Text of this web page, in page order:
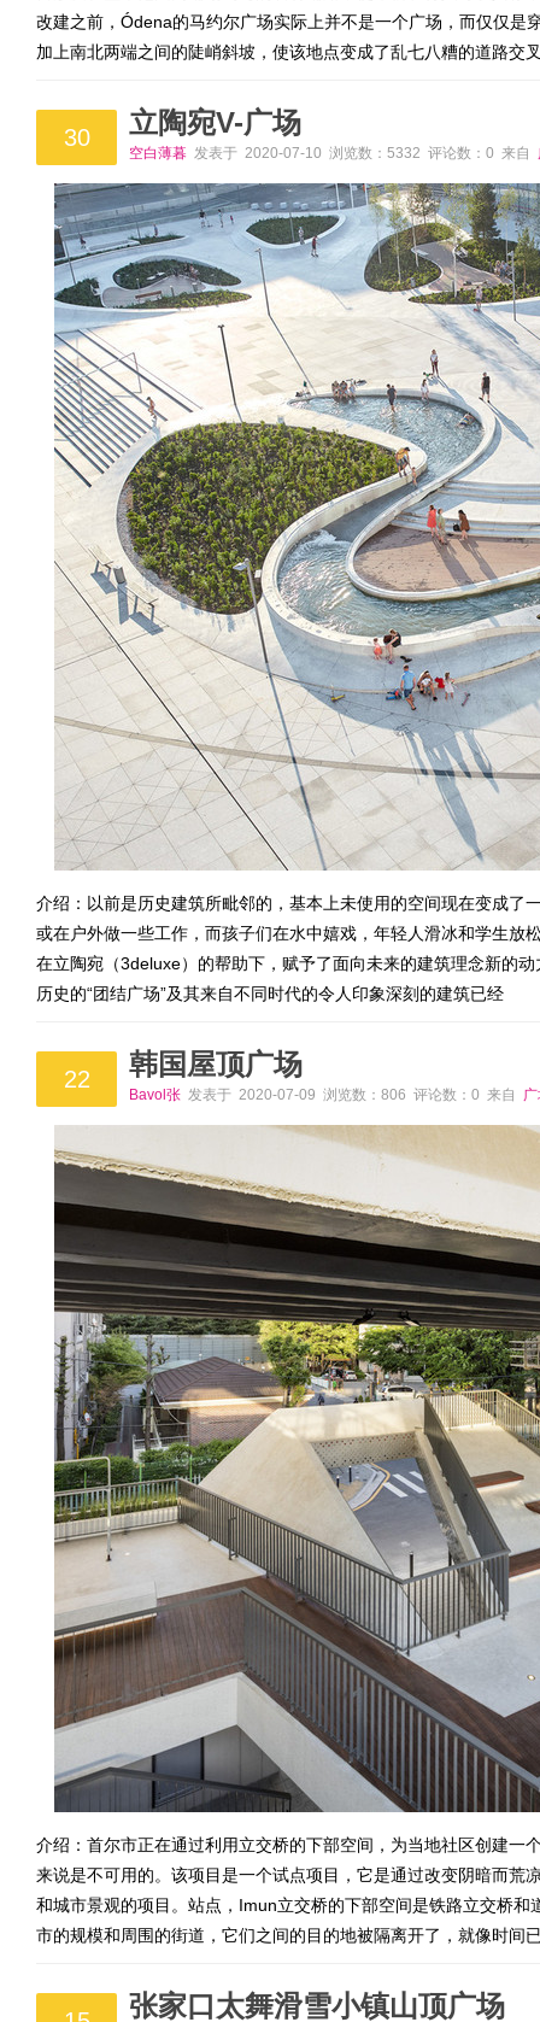
改建之前，Ódena的马约尔广场实际上并不是一个广场，而仅仅
加上南北两端之间的陡峭斜坡，使该地点变成了乱七八糟的道路交
30 立陶宛V-广场
空白薄暮 发表于 2020-07-10 浏览数：5332 评论数：0 来自
介绍：以前是历史建筑所毗邻的，基本上未使用的空间现在变成了
或在户外做一些工作，而孩子们在水中嬉戏，年轻人滑冰和学生
在立陶宛（3deluxe）的帮助下，赋予了面向未来的建筑理念新的
历史的“团结广场”及其来自不同时代的令人印象深刻的建筑已经
22 韩国屋顶广场
Bavol张 发表于 2020-07-09 浏览数：806 评论数：0 来自
介绍：首尔市正在通过利用立交桥的下部空间，为当地社区创建一
来说是不可用的。该项目是一个试点项目，它是通过改变阴暗而荒
和城市景观的项目。站点，Imun立交桥的下部空间是铁路立交桥
市的规模和周围的街道，它们之间的目的地被隔离开了，就像时间
张家口太舞滑雪小镇山顶广场